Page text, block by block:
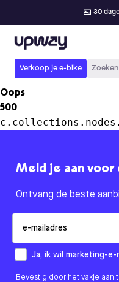
30
Upway
Verkoop je e-bike
Oops
500
Meld je aan
Ontvang de beste
How would you like to
Ja, ik wil marketing-e-
Bevestig door het vakje aan